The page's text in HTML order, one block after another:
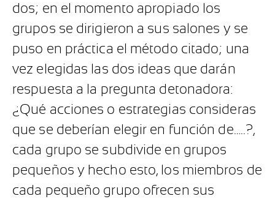
dos; en el momento apropiado los
grupos se dirigieron a sus salones y se
puso en práctica el método citado; una
vez elegidas las dos ideas que darán
respuesta a la pregunta detonadora:
¿Qué acciones o estrategias consideras
que se deberían elegir en función de…..?,
cada grupo se subdivide en grupos
pequeños y hecho esto, los miembros de
cada pequeño grupo ofrecen sus